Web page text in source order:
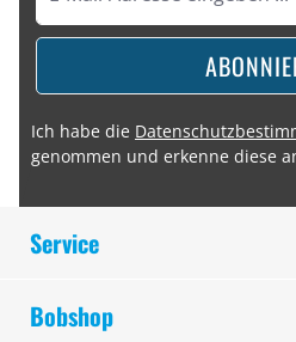
Ich habe die
genommen und erkenne diese
Service
Bobshop